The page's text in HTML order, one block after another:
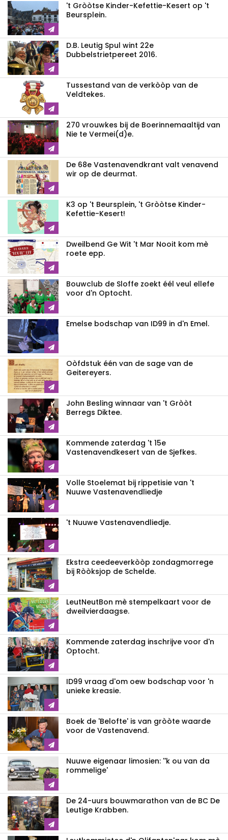
't Gròòtse Kinder-Kefettie-Kesert op 't
Beursplein.
D.B. Leutig Spul wint 22e
Dubbelstrietpereet 2016.
Tussestand van de verkòòp van de
Veldtekes.
270 vrouwkes bij de Boerinnemaaltijd van
Nie te Vermei(d)e.
De 68e Vastenavendkrant valt venavend
wir op de deurmat.
K3 op 't Beursplein, 't Gròòtse Kinder-
Kefettie-Kesert!
Dweilbend Ge Wit 't Mar Nooit kom mè
roete epp.
Bouwclub de Sloffe zoekt éél veul ellefe
voor d'n Optocht.
Emelse bodschap van ID99 in d'n Emel.
Oòfdstuk één van de sage van de
Geitereyers.
John Besling winnaar van 't Gròòt
Berregs Diktee.
Kommende zaterdag 't 15e
Vastenavendkesert van de Sjefkes.
Volle Stoelemat bij rippetisie van 't
Nuuwe Vastenavendliedje
't Nuuwe Vastenavendliedje.
Ekstra ceedeeverkòòp zondagmorrege
bij Ròòksjop de Schelde.
LeutNeutBon mè stempelkaart voor de
dweilvierdaagse.
Kommende zaterdag inschrijve voor d'n
Optocht.
ID99 vraag d'om oew bodschap voor 'n
unieke kreasie.
Boek de 'Belofte' is van gròòte waarde
voor de Vastenavend.
Nuuwe eigenaar limosien: ''k ou van da
rommelige'
De 24-uurs bouwmarathon van de BC De
Leutige Krabben.